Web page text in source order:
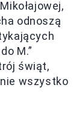
odnoszą
M.”
świąt,
wszystko